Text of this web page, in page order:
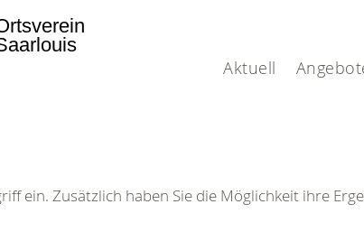
Aktuell
ein. Zusätzlich haben Sie die Möglichkeit ihre